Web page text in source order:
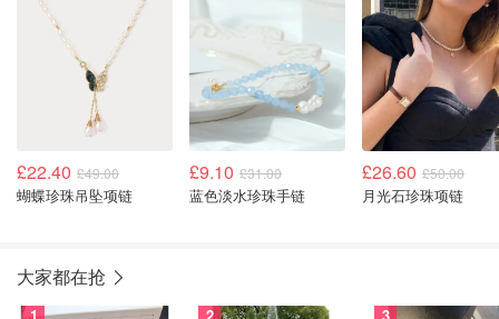
£22.40 £49.00
蝴蝶珍珠吊坠项链
£9.10 £31.00
蓝色淡水珍珠手链
£26.60 £50.00
月光石珍珠项链
大家都在抢